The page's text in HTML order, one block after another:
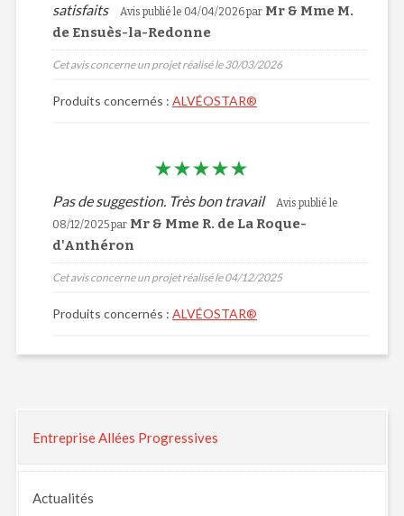
satisfaits
Avis publié le 04/04/2026 par Mr & Mme M.
de Ensuès-la-Redonne
Cet avis concerne un projet réalisé le 30/03/2026
Produits concernés : ALVÉOSTAR®
Pas de suggestion. Très bon travail
Avis publié le
08/12/2025 par Mr & Mme R. de La Roque-
d'Anthéron
Cet avis concerne un projet réalisé le 04/12/2025
Produits concernés : ALVÉOSTAR®
Entreprise Allées Progressives
Actualités